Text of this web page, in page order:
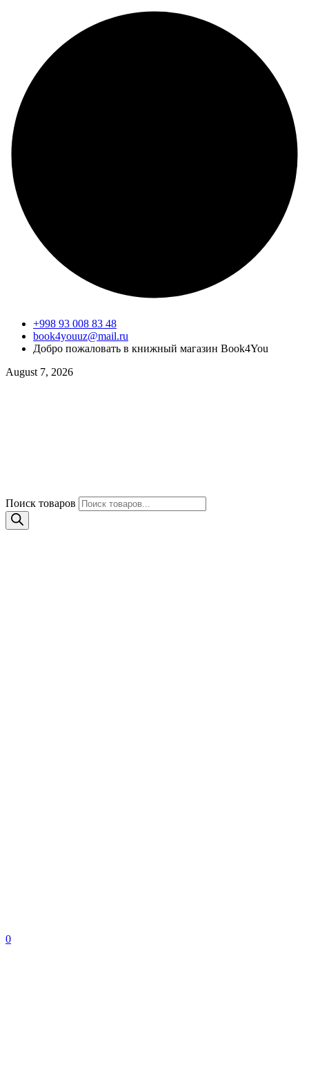
+998 93 008 83 48
book4youuz@mail.ru
Добро пожаловать в книжный магазин Book4You
August 7, 2026
Поиск товаров
0